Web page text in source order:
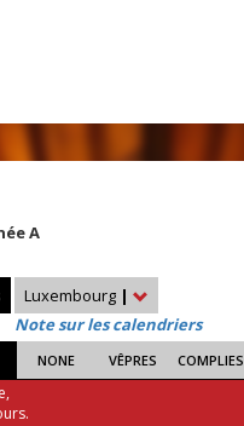
A
Luxembourg |
Note sur les calendriers
NONE VÊPRES COMPLIES